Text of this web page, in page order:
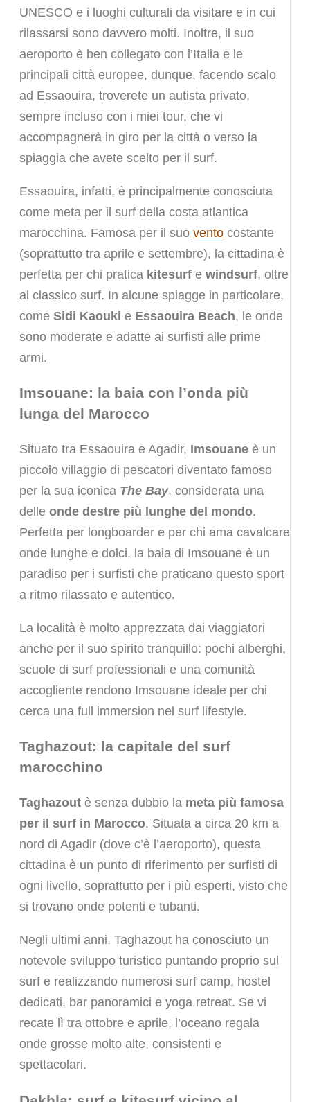
UNESCO e i luoghi culturali da visitare e in cui
rilassarsi sono davvero molti. Inoltre, il suo
aeroporto è ben collegato con l’Italia e le
principali città europee, dunque, facendo scalo
ad Essaouira, troverete un autista privato,
sempre incluso con i miei tour, che vi
accompagnerà in giro per la città o verso la
spiaggia che avete scelto per il surf.
Essaouira, infatti, è principalmente conosciuta
come meta per il surf della costa atlantica
marocchina. Famosa per il suo vento costante
(soprattutto tra aprile e settembre), la cittadina è
perfetta per chi pratica kitesurf e windsurf, oltre
al classico surf. In alcune spiagge in particolare,
come Sidi Kaouki e Essaouira Beach, le onde
sono moderate e adatte ai surfisti alle prime
armi.
Imsouane: la baia con l’onda più
lunga del Marocco
Situato tra Essaouira e Agadir, Imsouane è un
piccolo villaggio di pescatori diventato famoso
per la sua iconica The Bay, considerata una
delle onde destre più lunghe del mondo.
Perfetta per longboarder e per chi ama cavalcare
onde lunghe e dolci, la baia di Imsouane è un
paradiso per i surfisti che praticano questo sport
a ritmo rilassato e autentico.
La località è molto apprezzata dai viaggiatori
anche per il suo spirito tranquillo: pochi alberghi,
scuole di surf professionali e una comunità
accogliente rendono Imsouane ideale per chi
cerca una full immersion nel surf lifestyle.
Taghazout: la capitale del surf
marocchino
Taghazout è senza dubbio la meta più famosa
per il surf in Marocco. Situata a circa 20 km a
nord di Agadir (dove c’è l’aeroporto), questa
cittadina è un punto di riferimento per surfisti di
ogni livello, soprattutto per i più esperti, visto che
si trovano onde potenti e tubanti.
Negli ultimi anni, Taghazout ha conosciuto un
notevole sviluppo turistico puntando proprio sul
surf e realizzando numerosi surf camp, hostel
dedicati, bar panoramici e yoga retreat. Se vi
recate lì tra ottobre e aprile, l’oceano regala
onde grosse molto alte, consistenti e
spettacolari.